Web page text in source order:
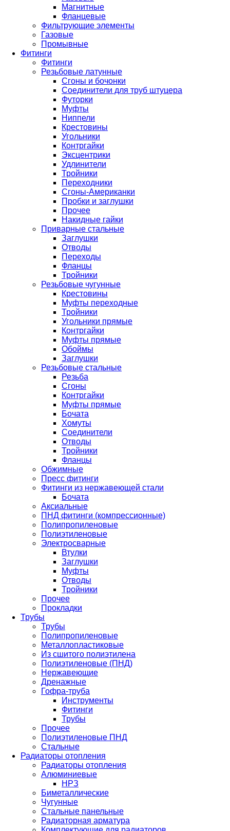
Магнитные
Фланцевые
Фильтрующие элементы
Газовые
Промывные
Фитинги
Фитинги
Резьбовые латунные
Сгоны и бочонки
Соединители для труб штуцера
Футорки
Муфты
Ниппели
Крестовины
Угольники
Контргайки
Эксцентрики
Удлинители
Тройники
Переходники
Сгоны-Американки
Пробки и заглушки
Прочее
Накидные гайки
Приварные стальные
Заглушки
Отводы
Переходы
Фланцы
Тройники
Резьбовые чугунные
Крестовины
Муфты переходные
Тройники
Угольники прямые
Контргайки
Муфты прямые
Обоймы
Заглушки
Резьбовые стальные
Резьба
Сгоны
Контргайки
Муфты прямые
Бочата
Хомуты
Соединители
Отводы
Тройники
Фланцы
Обжимные
Пресс фитинги
Фитинги из нержавеющей стали
Бочата
Аксиальные
ПНД фитинги (компрессионные)
Полипропиленовые
Полиэтиленовые
Электросварные
Втулки
Заглушки
Муфты
Отводы
Тройники
Прочее
Прокладки
Трубы
Трубы
Полипропиленовые
Металлопластиковые
Из сшитого полиэтилена
Полиэтиленовые (ПНД)
Нержавеющие
Дренажные
Гофра-труба
Инструменты
Фитинги
Трубы
Прочее
Полиэтиленовые ПНД
Стальные
Радиаторы отопления
Радиаторы отопления
Алюминиевые
НРЗ
Биметаллические
Чугунные
Стальные панельные
Радиаторная арматура